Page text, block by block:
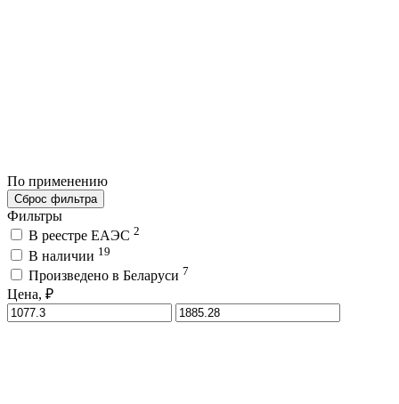
По применению
Сброс фильтра
Фильтры
В реестре ЕАЭС 2
В наличии 19
Произведено в Беларуси 7
Цена, ₽